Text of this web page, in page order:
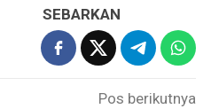
SEBARKAN
Pos berikutnya